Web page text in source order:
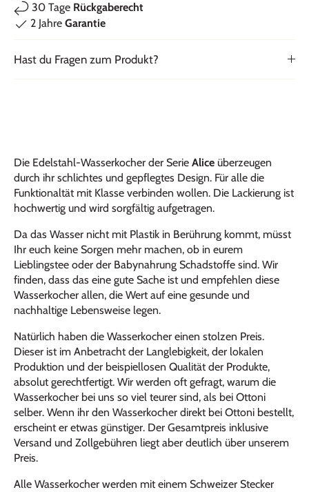
30 Tage Rückgaberecht
2 Jahre Garantie
Hast du Fragen zum Produkt?
Die Edelstahl-Wasserkocher der Serie Alice überzeugen
durch ihr schlichtes und gepflegtes Design. Für alle die
Funktionaltät mit Klasse verbinden wollen. Die Lackierung ist
hochwertig und wird sorgfältig aufgetragen.
Da das Wasser nicht mit Plastik in Berührung kommt, müsst
Ihr euch keine Sorgen mehr machen, ob in eurem
Lieblingstee oder der Babynahrung Schadstoffe sind. Wir
finden, dass das eine gute Sache ist und empfehlen diese
Wasserkocher allen, die Wert auf eine gesunde und
nachhaltige Lebensweise legen.
Natürlich haben die Wasserkocher einen stolzen Preis.
Dieser ist im Anbetracht der Langlebigkeit, der lokalen
Produktion und der beispiellosen Qualität der Produkte,
absolut gerechtfertigt. Wir werden oft gefragt, warum die
Wasserkocher bei uns so viel teurer sind, als bei Ottoni
selber. Wenn ihr den Wasserkocher direkt bei Ottoni bestellt,
erscheint er etwas günstiger. Der Gesamtpreis inklusive
Versand und Zollgebühren liegt aber deutlich über unserem
Preis.
Alle Wasserkocher werden mit einem Schweizer Stecker